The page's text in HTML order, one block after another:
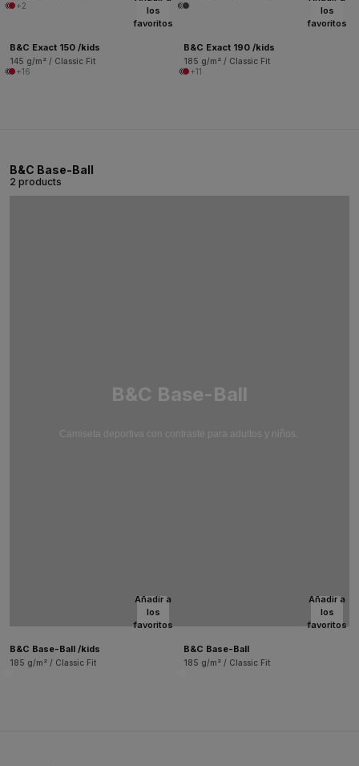
+2
los
favoritos
B&C Exact 150 /kids
145 g/m² / Classic Fit
+16
los
favoritos
B&C Exact 190 /kids
185 g/m² / Classic Fit
+11
B&C Base-Ball
2 products
B&C Base-Ball
Camiseta deportiva con contraste para adultos y niños.
Añadir a
los
favoritos
B&C Base-Ball /kids
185 g/m² / Classic Fit
Añadir a
los
favoritos
B&C Base-Ball
185 g/m² / Classic Fit